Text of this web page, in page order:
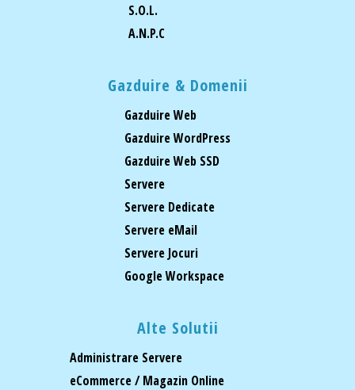
S.O.L.
A.N.P.C
Gazduire & Domenii
Gazduire Web
Gazduire WordPress
Gazduire Web SSD
Servere
Servere Dedicate
Servere eMail
Servere Jocuri
Google Workspace
Alte Solutii
Administrare Servere
eCommerce / Magazin Online